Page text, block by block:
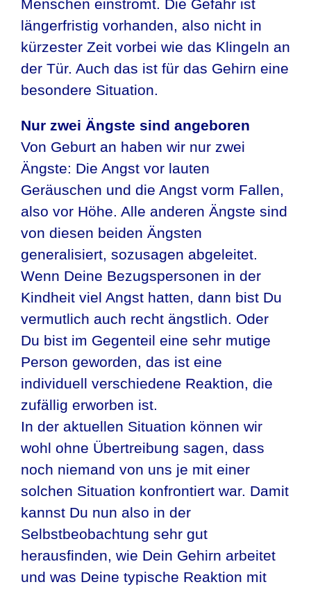
Menschen einströmt. Die Gefahr ist
längerfristig vorhanden, also nicht in
kürzester Zeit vorbei wie das Klingeln an
der Tür. Auch das ist für das Gehirn eine
besondere Situation.
Nur zwei Ängste sind angeboren
Von Geburt an haben wir nur zwei
Ängste: Die Angst vor lauten
Geräuschen und die Angst vorm Fallen,
also vor Höhe. Alle anderen Ängste sind
von diesen beiden Ängsten
generalisiert, sozusagen abgeleitet.
Wenn Deine Bezugspersonen in der
Kindheit viel Angst hatten, dann bist Du
vermutlich auch recht ängstlich. Oder
Du bist im Gegenteil eine sehr mutige
Person geworden, das ist eine
individuell verschiedene Reaktion, die
zufällig erworben ist.
In der aktuellen Situation können wir
wohl ohne Übertreibung sagen, dass
noch niemand von uns je mit einer
solchen Situation konfrontiert war. Damit
kannst Du nun also in der
Selbstbeobachtung sehr gut
herausfinden, wie Dein Gehirn arbeitet
und was Deine typische Reaktion mit